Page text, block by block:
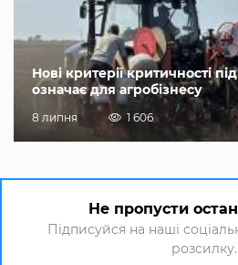
Нові критерії критичності
означає для агробізнесу
8 липня 1 606
Не пропусти
Підписуйся на наші
розсилку.